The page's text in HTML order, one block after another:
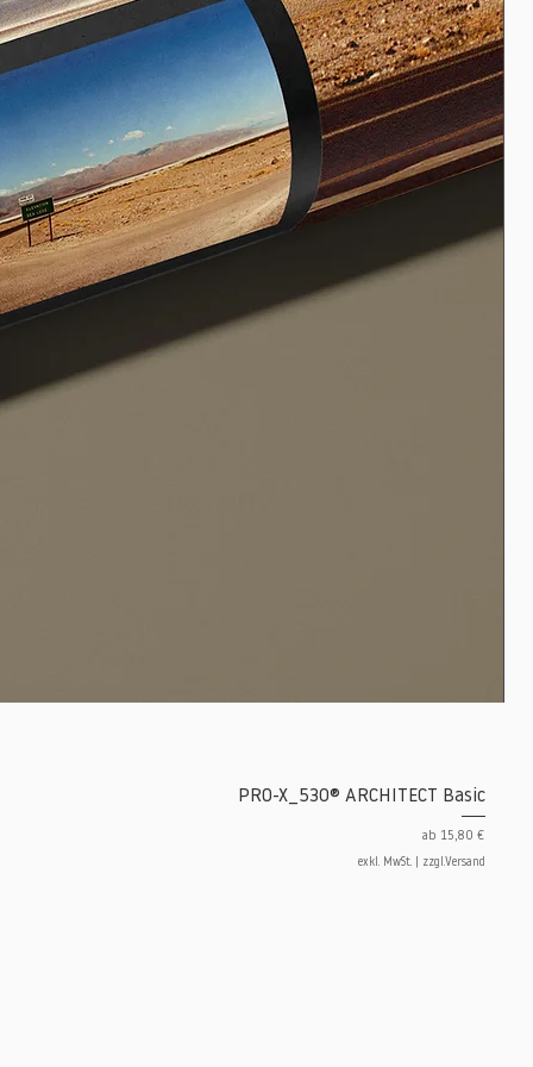
PRO-X_530® ARCHITECT Basic
ab 15,80 €
Sale-Preis
exkl. MwSt. zzgl.Versand